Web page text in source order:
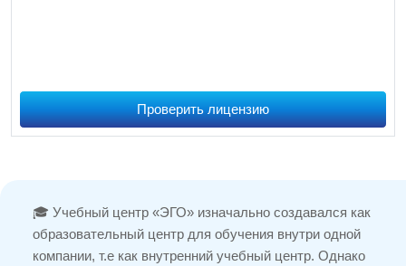
Проверить лицензию
🎓 Учебный центр «ЭГО» изначально создавался как
образовательный центр для обучения внутри одной
компании, т.е как внутренний учебный центр. Однако